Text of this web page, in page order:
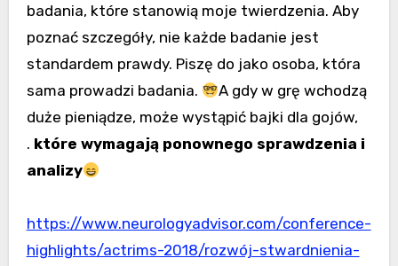
badania, które stanowią moje twierdzenia. Aby
poznać szczegóły, nie każde badanie jest
standardem prawdy. Piszę do jako osoba, która
sama prowadzi badania.
A gdy w grę wchodzą
duże pieniądze, może wystąpić bajki dla gojów,
. które wymagają ponownego sprawdzenia i
analizy
https://www.neurologyadvisor.com/conference-
highlights/actrims-2018/rozwój-stwardnienia-